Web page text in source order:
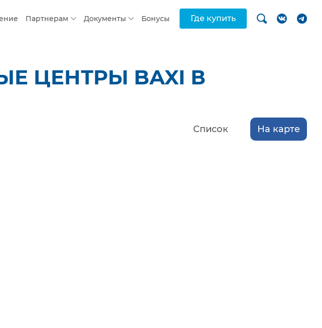
Партнерам Документы Бонусы Где купить
ЦЕНТРЫ BAXI В
Список На карте